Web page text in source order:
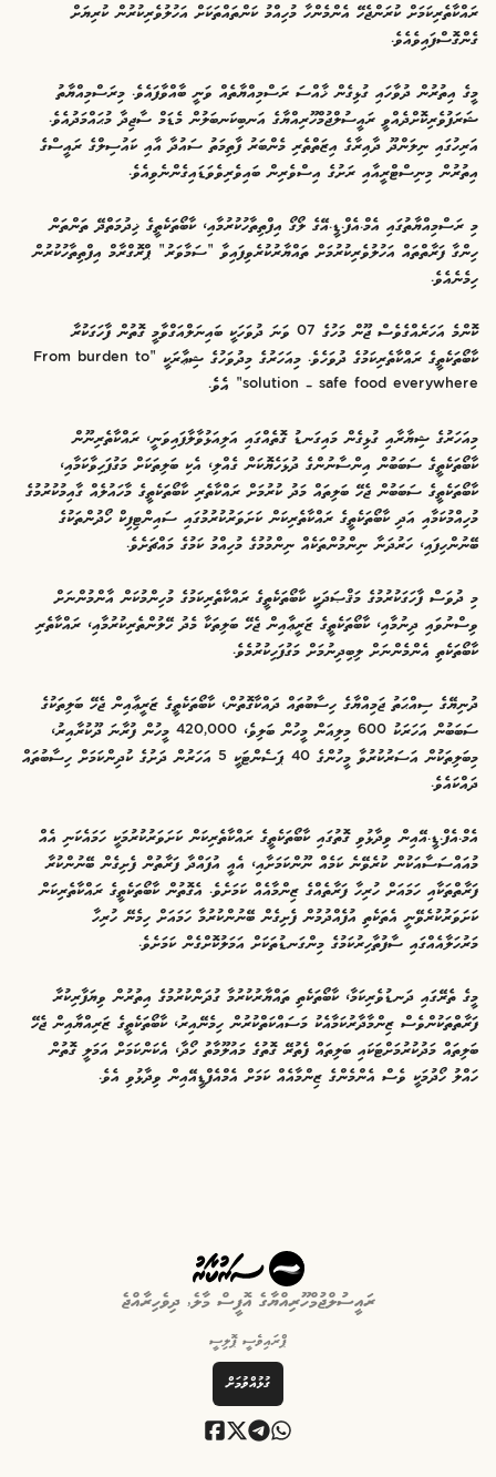
ރައްކާތެރިކަމަށް ކުރަންޖެހޭ އެންމެންހާ މުހިއްމު ކަންތައްތަކަށް އަހުލުވެރިކުރުން ކުރިޔަށް
ގެންގޮސްފައިވެއެވެ.
މީގެ އިތުރުން ދުވާހައި ގުޅިގެން ޚާއްސަ ރަސްމިއްޔާތެއް ވަނީ ބާއްވާފައެވެ. މިރަސްމިއްޔާތު
ޝަރަފުވެރިކޮށްދެއްވީ ރައީސުލްޖުމްހޫރިއްޔާގެ އަނބިކަނބަލުން މެޑަމް ސާޖިދާ މުޙައްމަދުއެވެ.
އަރިހުގައި ނިލަންދޫ ދާއިރާގެ އިޒަތްތެރި މެންބަރު ފާތިމަތު ސައުދާ އާއި ކައުސިލްގެ ރައީސްގެ
އިތުރުން މިނިސްޓްރީއާއި ރަށުގެ އިސްވެރިން ބައިވެރިވެވަޑައިގެންނެވިއެވެ.
މި ރަސްމިއްޔާތުގައި އެމް.އެފް.ޑީ.އޭގެ ލޯގޯ އިފްތިތާހުކުރުމާއި، ކާބޯތަކެތީގެ ޚިދުމަތްދޭ ތަންތަން
ހިންގާ ފަރާތްތައް އަހުލުވެރިކުރުމަށް ތައްޔާރުކުރެވިފައިވާ “ސަމާވަރު” ޕްރޮގްރާމް އިފްތިތާހުކުރުން
ހިމެނެއެވެ.
ކޮންމެ އަހަރެއްގެވެސް ޖޫން މަހުގެ 07 ވަނަ ދުވަހަކީ ބައިނަލްއަގްވާމީ ގޮތުން ފާހަގަކުރާ
ކާބޯތަކެތީގެ ރައްކާތެރިކަމުގެ ދުވަހެވެ. މިއަހަރުގެ މިދުވަހުގެ ޝިޢާރަކީ “From burden to
solution – safe food everywhere” އެވެ.
މިއަހަރުގެ ޝިޔާރާއި ގުޅިގެން މައިގަނޑު ގޮތެއްގައި އަލިއަޅުވާލާފައިވަނީ، ރައްކާތެރިނޫން
ކާބޯތަކެތީގެ ސަބަބުން އިންސާނުންގެ ދުޅަހެޔޮކަން ގެއްލި، އެކި ބަލިތަކަށް މަގުފަހިވާކަމާއި،
ކާބޯތަކެތީގެ ސަބަބުން ޖެހޭ ބަލިތައް މަދު ކުރުމަށް ރައްކާތެރި ކާބޯތަކެތީގެ މާހައުލެއް ގާއިމުކުރުމުގެ
މުހިއްމުކަމާއި އަދި ކާބޯތަކެތީގެ ރައްކާތެރިކަން ކަށަވަރުކުރުމުގައި ސައިންޓިފިކް ހޯދުންތަކުގެ
ބޭނުންހިފައި، ހަރުދަނާ ނިންމުންތަކެއް ނިންމުމުގެ މުހިއްމު ކަމުގެ މައްޗަށެވެ.
މި ދުވަސް ފާހަގަކުރުމުގެ މަޤްޞަދަކީ ކާބޯތަކެތީގެ ރައްކާތެރިކަމުގެ މުހިންމުކަން އާންމުންނަށް
ވިސްނުވައި ދިނުމާއި، ކާބޯތަކެތީގެ ޒަރީޢާއިން ޖެހޭ ބަލިތަކާ މެދު ހޭލުންތެރިކުރުމާއި، ރައްކާތެރި
ކާބޯތަކެތި އެންމެންނަށް ލިބިދިނުމަށް މަގުފަހިކުރުމެވެ.
ދުނިޔޭގެ ސިއްޙަތު ޖަމިއްޔާގެ ހިސާބުތައް ދައްކާގޮތުން، ކާބޯތަކެތީގެ ޒަރީޢާއިން ޖެހޭ ބަލިތަކުގެ
ސަބަބުން އަހަރަކު 600 މިލިއަން މީހުން ބަލިވެ، 420,000 މީހުން ފުރާނަ ދޫކުރާއިރު،
މިބަލިތަކުން އަސަރުކުރުވާ މީހުންގެ 40 ޕަސެންޓަކީ 5 އަހަރުން ދަށުގެ ކުދިންކަމަށް ހިސާބުތައް
ދައްކައެވެ.
އެމް.އެފް.ޑީ.އޭއިން ވިދާޅުވި ގޮތުގައި ކާބޯތަކެތީގެ ރައްކާތެރިކަން ކަށަވަރުކުރުމަކީ ހަމައެކަނި އެއް
މުއައްސަސާއަކުން ކުރެވޭނެ ކަމެއް ނޫންކަމަށާއި، އެއީ އުފައްދާ ފަރާތުން ފެށިގެން ބޭނުންކުރާ
ފަރާތްތަކާއި ހަމައަށް ހުރިހާ ފަރާތެއްގެ ޒިންމާއެއް ކަމަށެވެ. އެގޮތުން ކާބޯތަކެތީގެ ރައްކާތެރިކަން
ކަށަވަރުކުރެވޭނީ އެތަކެތި އުފެއްދުމުން ފެށިގެން ބޭނުންކުރުމާ ހަމައަށް ހިމެނޭ ހުރިހާ
މަރުހަލާއެއްގައި ސާފުތާހިރުކަމުގެ މިންގަނޑުތަކަށް އަމަލުކޮށްގެން ކަމަށެވެ.
މީގެ ތެރޭގައި ދަނޑުވެރިކަމާ، ކާބޯތަކެތި ތައްޔާރުކުރުމާ ގުދަންކުރުމުގެ އިތުރުން ވިޔަފާރިކުރާ
ފަރާތްތަކުންވެސް ޒިންމާދާރުކަމާއެކު މަސައްކަތްކުރުން ހިމެނޭއިރު، ކާބޯތަކެތީގެ ޒަރިއްޔާއިން ޖެހޭ
ބަލިތައް މަދުކުރުމަށްޓަކައި ބަލިތައް ފެތުރޭ ގޮތުގެ މައުލޫމާތު ހޯދާ، އެކަންކަމަށް އަމަލީ ގޮތުން
ހައްލު ހޯދުމަކީ ވެސް އެންމެންގެ ޒިންމާއެއް ކަމަށް އެމްއެފްޑީއޭއިން ވިދާޅުވި އެވެ.
ރައީސުލްޖުމްހޫރިއްޔާގެ އޮފީސް މާލެ, ދިވެހިރާއްޖެ
ޕްރައިވެސީ ޕޮލިސީ
ގުޅުއްވުމަށް